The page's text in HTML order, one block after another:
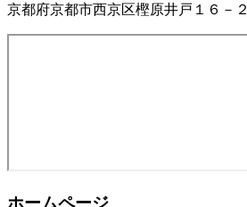
京都府京都市西京区樫原井戸１６－２
ホームページ